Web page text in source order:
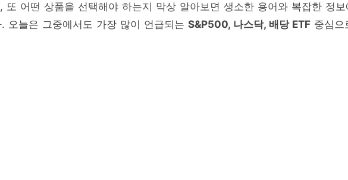
또 어떤 상품을 선택해야 하는지 막상 알아보면 생소한 용어와 복잡한 정보
오늘은 그중에서도 가장 많이 언급되는 S&P500, 나스닥, 배당 ETF 중심으